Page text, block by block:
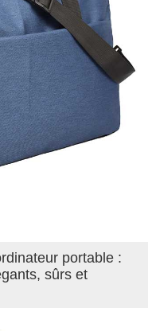
portable :
sûrs et